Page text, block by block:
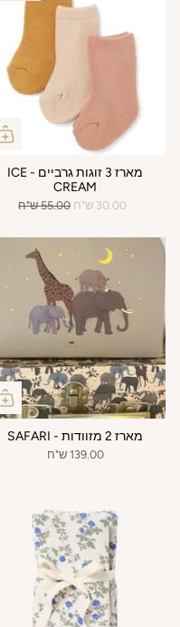
מארז 3 זוגות גרביים - ICE
CREAM
30.00 ש"ח 55.00 ש"ח
מארז 2 מזוודות - SAFARI
139.00 ש"ח